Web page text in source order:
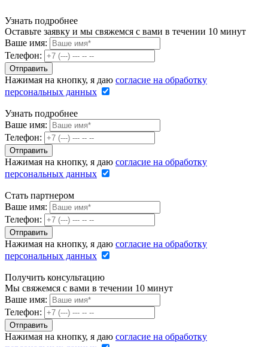
Узнать подробнее
Оставьте заявку и мы свяжемся с вами в течении 10 минут
Ваше имя:
Телефон:
Нажимая на кнопку, я даю согласие на обработку
персональных данных
Узнать подробнее
Ваше имя:
Телефон:
Нажимая на кнопку, я даю согласие на обработку
персональных данных
Стать партнером
Ваше имя:
Телефон:
Нажимая на кнопку, я даю согласие на обработку
персональных данных
Получить консультацию
Мы свяжемся с вами в течении 10 минут
Ваше имя:
Телефон:
Нажимая на кнопку, я даю согласие на обработку